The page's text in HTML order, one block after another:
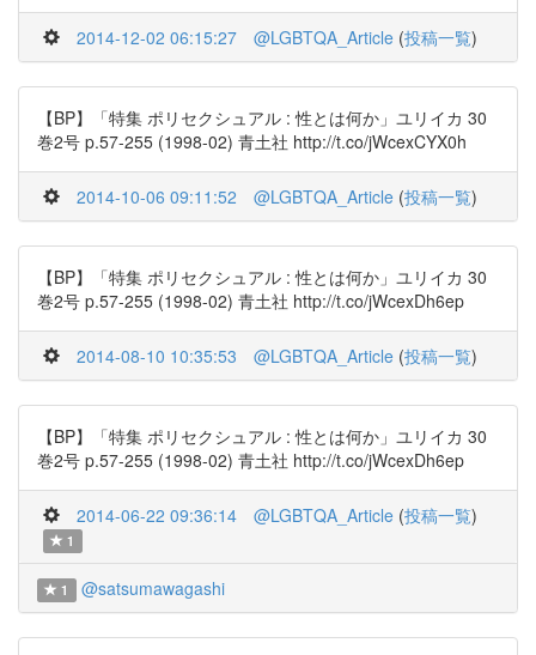
2014-12-02 06:15:27 @LGBTQA_Article (投稿一覧)
【BP】「特集 ポリセクシュアル : 性とは何か」ユリイカ 30
巻2号 p.57-255 (1998-02) 青土社 http://t.co/jWcexCYX0h
2014-10-06 09:11:52 @LGBTQA_Article (投稿一覧)
【BP】「特集 ポリセクシュアル : 性とは何か」ユリイカ 30
巻2号 p.57-255 (1998-02) 青土社 http://t.co/jWcexDh6ep
2014-08-10 10:35:53 @LGBTQA_Article (投稿一覧)
【BP】「特集 ポリセクシュアル : 性とは何か」ユリイカ 30
巻2号 p.57-255 (1998-02) 青土社 http://t.co/jWcexDh6ep
2014-06-22 09:36:14 @LGBTQA_Article (投稿一覧)
1
1 @satsumawagashi